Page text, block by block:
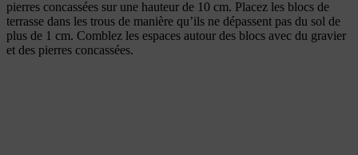
pierres concassées sur une hauteur de 10 cm. Placez les blocs de
terrasse dans les trous de manière qu’ils ne dépassent pas du sol de
plus de 1 cm. Comblez les espaces autour des blocs avec du gravier
et des pierres concassées.